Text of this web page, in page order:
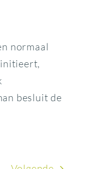
normaal
besluit de